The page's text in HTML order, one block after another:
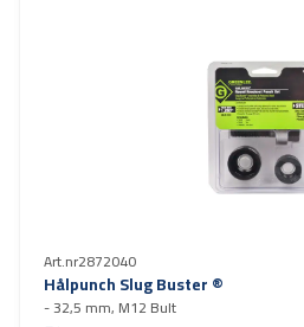
Art.nr2872040
Hålpunch Slug Buster ®
- 32,5 mm, M12 Bult